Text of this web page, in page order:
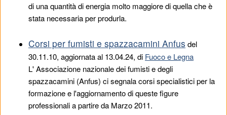
di una quantità di energia molto maggiore di quella che è
stata necessaria per produrla.
Corsi per fumisti e spazzacamini Anfus del
30.11.10, aggiornata al 13.04.24, di Fuoco e Legna
L' Associazione nazionale dei fumisti e degli
spazzacamini (Anfus) ci segnala corsi specialistici per la
formazione e l'aggiornamento di queste figure
professionali a partire da Marzo 2011.